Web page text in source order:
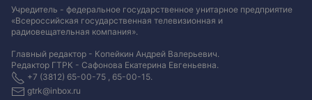
Учредитель - федеральное государственное унитарное предприятие
«Всероссийская государственная телевизионная и
радиовещательная компания».
Главный редактор - Копейкин Андрей Валерьевич.
Редактор ГТРК - Сафонова Екатерина Евгеньевна.
+7 (3812) 65-00-75 , 65-00-15.
gtrk@inbox.ru